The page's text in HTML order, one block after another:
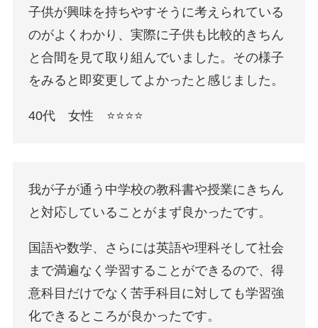
子供が興味を持ちやすそうに考えられている
のがよくわかり、実際に子供も比較的きちん
と合間を見て取り組んでいました。その様子
をみると即変更してよかったと感じました。
40代 女性 ⭐️⭐️⭐️⭐️
我が子が通う中学校の教科書や授業にきちん
と対応していることがまず良かったです。
国語や数学、さらには英語や理科そして社会
まで満遍なく学習することができるので、得
意科目だけでなく苦手科目に対しても学習強
化できるところが良かったです。